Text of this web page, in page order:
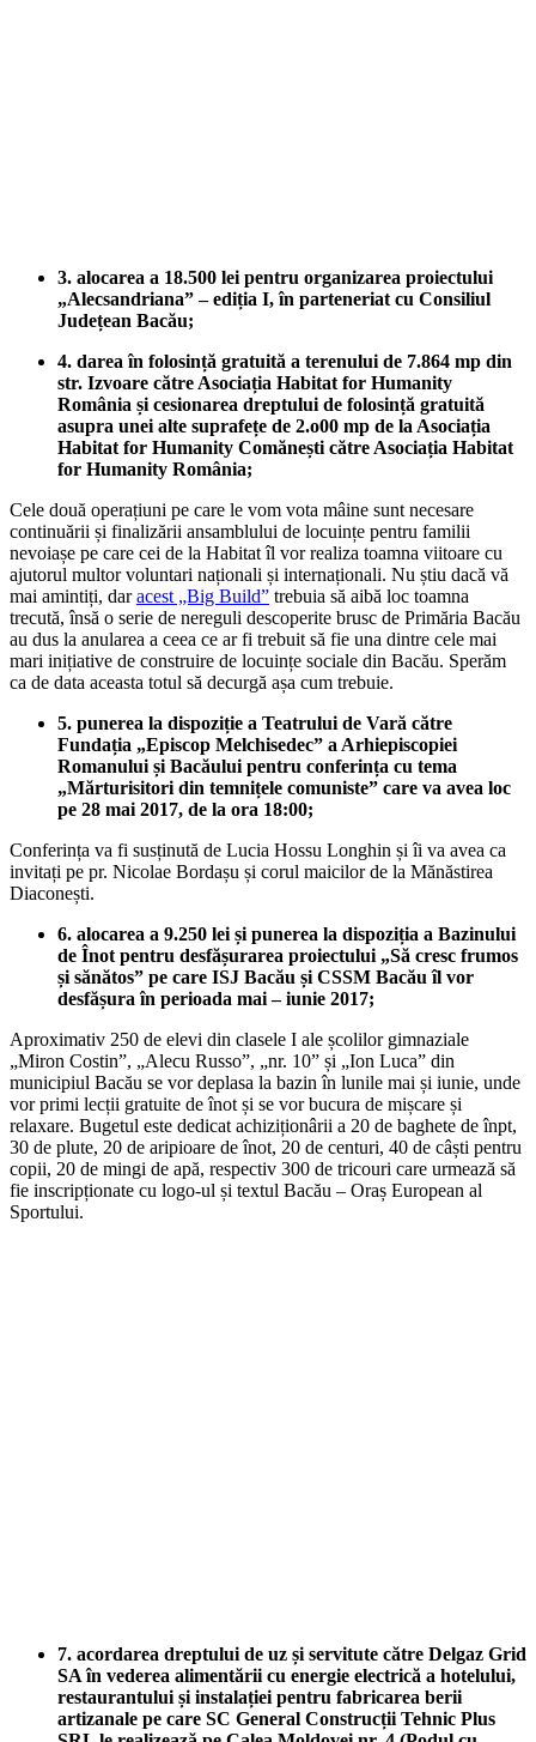
3. alocarea a 18.500 lei pentru organizarea proiectului
„Alecsandriana” – ediția I, în parteneriat cu Consiliul
Județean Bacău;
4. darea în folosință gratuită a terenului de 7.864 mp din
str. Izvoare către Asociația Habitat for Humanity
România și cesionarea dreptului de folosință gratuită
asupra unei alte suprafețe de 2.o00 mp de la Asociația
Habitat for Humanity Comănești către Asociația Habitat
for Humanity România;
Cele două operațiuni pe care le vom vota mâine sunt necesare
continuării și finalizării ansamblului de locuințe pentru familii
nevoiașe pe care cei de la Habitat îl vor realiza toamna viitoare cu
ajutorul multor voluntari naționali și internaționali. Nu știu dacă vă
mai amintiți, daracest „Big Build” trebuia să aibă loc toamna
trecută, însă o serie de nereguli descoperite brusc de Primăria Bacău
au dus la anularea a ceea ce ar fi trebuit să fie una dintre cele mai
mari inițiative de construire de locuințe sociale din Bacău. Sperăm
ca de data aceasta totul să decurgă așa cum trebuie.
5. punerea la dispoziție a Teatrului de Vară către
Fundația „Episcop Melchisedec” a Arhiepiscopiei
Romanului și Bacăului pentru conferința cu tema
„Mărturisitori din temnițele comuniste” care va avea loc
pe 28 mai 2017, de la ora 18:00;
Conferința va fi susținută de Lucia Hossu Longhin și îi va avea ca
invitați pe pr. Nicolae Bordașu și corul maicilor de la Mănăstirea
Diaconești.
6. alocarea a 9.250 lei și punerea la dispoziția a Bazinului
de Înot pentru desfășurarea proiectului „Să cresc frumos
și sănătos” pe care ISJ Bacău și CSSM Bacău îl vor
desfășura în perioada mai – iunie 2017;
Aproximativ 250 de elevi din clasele I ale școlilor gimnaziale
„Miron Costin”, „Alecu Russo”, „nr. 10” și „Ion Luca” din
municipiul Bacău se vor deplasa la bazin în lunile mai și iunie, unde
vor primi lecții gratuite de înot și se vor bucura de mișcare și
relaxare. Bugetul este dedicat achiziționârii a 20 de baghete de înpt,
30 de plute, 20 de aripioare de înot, 20 de centuri, 40 de câști pentru
copii, 20 de mingi de apă, respectiv 300 de tricouri care urmează să
fie inscripționate cu logo-ul și textul Bacău – Oraș European al
Sportului.
7. acordarea dreptului de uz și servitute către Delgaz Grid
SA în vederea alimentării cu energie electrică a hotelului,
restaurantului și instalației pentru fabricarea berii
artizanale pe care SC General Construcții Tehnic Plus